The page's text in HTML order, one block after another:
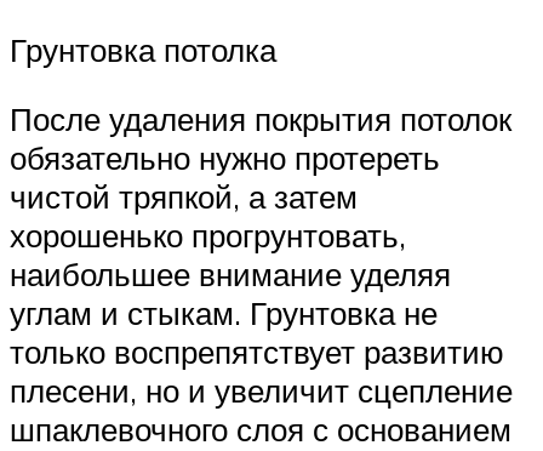
Грунтовка потолка
После удаления покрытия потолок
обязательно нужно протереть
чистой тряпкой, а затем
хорошенько прогрунтовать,
наибольшее внимание уделяя
углам и стыкам. Грунтовка не
только воспрепятствует развитию
плесени, но и увеличит сцепление
шпаклевочного слоя с основанием